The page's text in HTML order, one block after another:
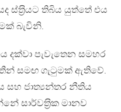
ස්ත‍්‍රියට තිබිය යුත්තේ එය
බැවිනි.
පැවැතෙන සමහර
සමඟ ගැටුමක් ඇතිවේ.
සහ ජාත්‍යන්තර නීතිය
සාර්වත‍්‍රික මානව